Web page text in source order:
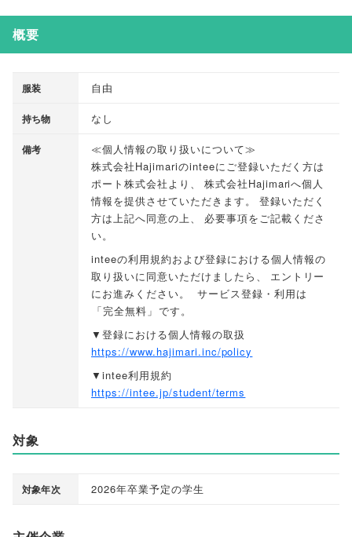
概要
服装 自由
持ち物 なし
備考
≪個人情報の取り扱いについて≫
株式会社Hajimariのinteeにご登録いただく方は
ポート株式会社より 、
株式会社Hajimariへ個人
情報を提供させていただきます。
登録いただく
方は上記へ同意の上、
必要事項をご記載くださ
い。
inteeの利用規約および登録における個人情報の
取り扱いに同意いただけましたら 、
エントリー
にお進みください。
サービス登録・利用は
「完全無料 」 です。
▼登録における個人情報の取扱
https://www.hajimari.inc/policy
▼intee利用規約
https://intee.jp/student/terms
対象
対象年次 2026年卒業予定の学生